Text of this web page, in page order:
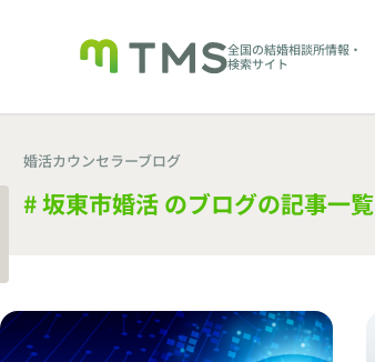
全国の結婚相談所情報・
検索サイト
婚活カウンセラーブログ
# 坂東市婚活 のブログの記事一覧